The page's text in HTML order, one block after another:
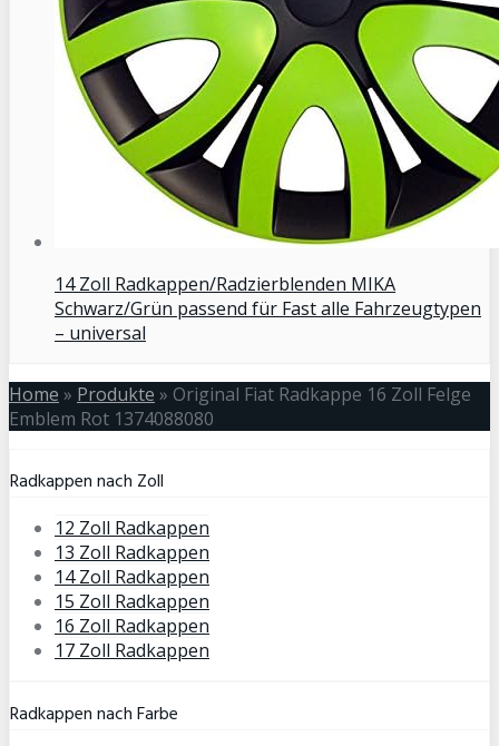
14 Zoll Radkappen/Radzierblenden MIKA
Schwarz/Grün passend für Fast alle Fahrzeugtypen
– universal
Home » Produkte » Original Fiat Radkappe 16 Zoll Felge
Emblem Rot 1374088080
Radkappen nach Zoll
12 Zoll Radkappen
13 Zoll Radkappen
14 Zoll Radkappen
15 Zoll Radkappen
16 Zoll Radkappen
17 Zoll Radkappen
Radkappen nach Farbe